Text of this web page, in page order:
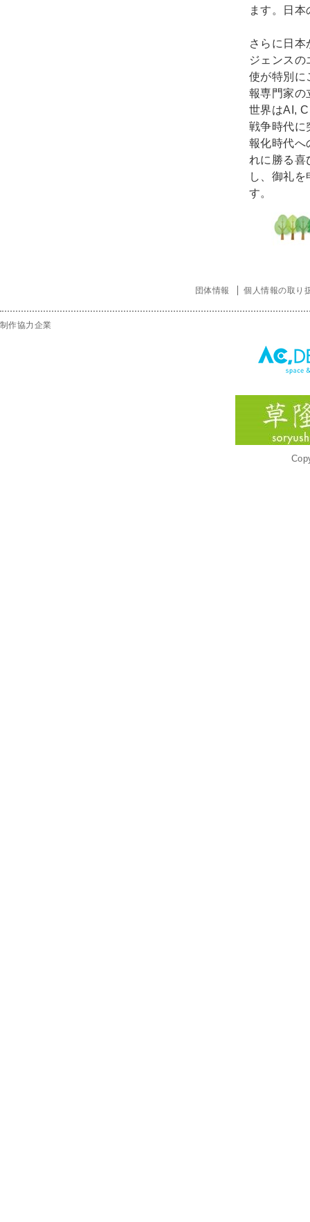
ます。日
さらに日
ジェンス
使が特別に
報専門家の
世界はAI,
戦争時代に
報化時代へ
れに勝る喜
し、御礼
す。
団体情報 個人情報の取り
制作協力企業